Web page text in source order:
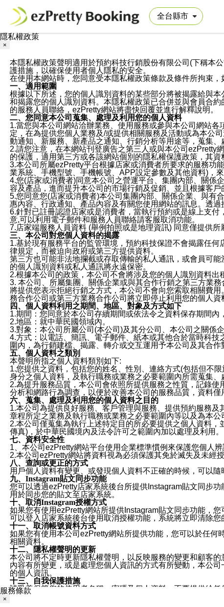
隱私權政策
×
本隱私權政策聲明適用於預約科技行銷股份有限公司(下稱本
護措施，以確保使用者個人隱私的安全。
在使用本網站時，您同意受本隱私權政策條款及條件所拘束
一、適用範圍
根據以下所述，您的個人識別資料的某些部分將被揭露給與
和揭露您的個人識別資料。本隱私權政策已合併並與會員合
的服務人員聯絡，ezPretty網站將盡快回覆並進行解釋說明。
二、您同意本公司蒐集、處理及利用您的個人資料
1.當您與本公司網站洽辦業務、使用服務或參與本公司網站
定，在為提供您個人業務及/或提供相關服務及活動或為本公
動通知、新服務、新產品之通知、行銷分析等用途等，蒐集、
2.請您注意，在本網站刊登廣告之第三人或與本公司ezPretty
的保護，適用第三方或各該網站個別的隱私權保護政策，其
3.本公司所屬ezPretty平台根據店家或消費者所要求的服務功
業系統、手機型號、手機帳號、APP設定參數及其他資料)，
4.您(店家或消費者)同意本公司之營運平台、集團內部、關係
容及產品，進而提升本公司的市場行銷及促銷、並且根據客
5.您同意您(店家或消費者)本公司集團內部、關係企業、與有
惠內容、行政通知、產品內容及有關您使用網站的訊息。透
6.針對已註冊認證店家或是消費者，當執行預約或是線上支
意,可以利用電子郵件和服務人員聯絡請客服取消功能。
7.店家端服務人員資料 (舉例拍照或是地理資訊) 同意僅提供
三、本公司對您個人資料的揭露
1.基於現有服務平台的監管環境，預約科技保證不會揭露任
律規定，而被迫向政府或第三方提供資料。
第三方也可能非法地攔截或存取傳輸的私人通訊，或會員可
的個人識別資料或私人通訊將永遠保密。
2.根據本公司的政策，本公司不會將涉及您的個人識別資料出
3. 本公司、所屬集團、關係企業或與其合作行銷之第三方業
將提供您表示拒絕行銷之方式，本公司不會向您索取相關費
務合作公司或第三方業務合作公司將立即停止利用您的個人資
四、個人資料利用之期間、地區、對象及方式如下
1.期間：您同意於本公司存續期間或依法令之資料保存期間
2.地區：就中華民國領域內。
3.對象：本公司所屬公司(本公司)及其分公司、本公司之關係
4.方式：以電話、簡訊、電子郵件、紙本或其他合於當時科
圍內，為行銷建檔、揭露、轉介或交互運用予本公司及其合作
五、個人資料之類別
本聲明所指之個人資料類別如下:
1.您提供之資料，包括您的姓名、性別、連絡方式(包括但不
身分之個人資料，及執行職務或業務之必要範圍內所需蒐集、
2.為提升服務品質，本公司會依照所提供服務之性質，記錄
分析和網路行為調查，以便於改善本公司的服務品質，資料僅
六、蒐集、處理及利用您的個人資料之目的
1.本公司為提供良好服務、客戶管理與服務、提供預約服務
章程所定之業務及執行職務或業務之必要範圍內等以及為本
2.本公司僅蒐集為執行上述特定目的所必要提供之個人資料
傳真)，於中華民國境內及法令許可之範圍內加以處理及利用。
七、資料安全性
1、本公司ezPretty網站平台使用企業標準慣例來保護您個人
2.本公司ezPretty網站將資料視為必須保護其免於滅失及未經
八、查詢或更正的方式
用戶個人資料有變更、或發現個人資料不正確的時候，可以
九、Instagram貼文同步功能
您可以透過ezPretty店家系統後台所提供Instagram貼文同步
用於同步您的貼文至店家系統。
十、取消Instagram授權方式
如果您有使用ezPretty網站所提供Instagram貼文同步功能，
可以登入店家系統後台使用取消授權功能，系統將立即清除
十一、取消帳號資料方式
如果您有使用本公司ezPretty網站所提供功能，您可以於任
相關資料。
十二、隱私權聲明的更新
本公司將不定時更新隱私權聲明，以反映服務的變更和顧客
內容有所變更，或是處理您個人資訊的方式有所變動，本公
的個人資訊。
十三、自我保護措施
請妥善保管您的使用者名稱、密碼及個人資料，不要提供給
窗，以防止他人讀取您的個人資料、信件或進入所機關管理區
服務條款
×